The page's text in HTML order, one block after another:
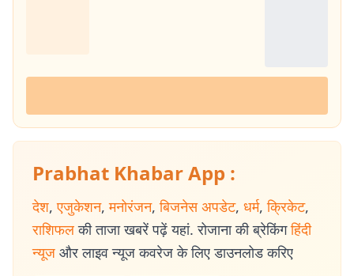
Prabhat Khabar App :
देश, एजुकेशन, मनोरंजन, बिजनेस अपडेट, धर्म, क्रिकेट,
राशिफल की ताजा खबरें पढ़ें यहां. रोजाना की ब्रेकिंग हिंदी
न्यूज और लाइव न्यूज कवरेज के लिए डाउनलोड करिए